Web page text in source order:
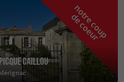
n
o
t
r
e
c
o
u
p
d
e
c
o
e
u
r
Caillou